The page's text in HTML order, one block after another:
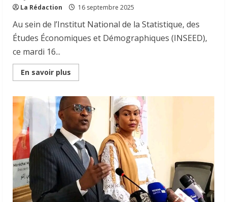
La Rédaction 16 septembre 2025
Au sein de l’Institut National de la Statistique, des
Études Économiques et Démographiques (INSEED),
ce mardi 16...
En savoir plus
more
50
lauréats
admis
dans
les
écoles
régionales
de
statistique
et
démographie
ont
reçu